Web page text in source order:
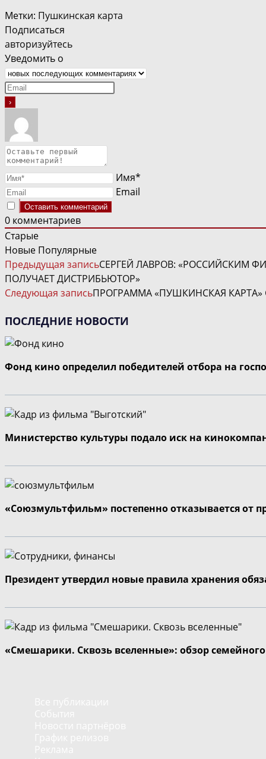
Метки: Пушкинская карта
Подписаться
авторизуйтесь
Уведомить о
Имя*
Email
0 комментариев
Старые
Новые Популярные
ЧИТАТЬ
ДАЛЕЕ
СТАТЬИ
Предыдущая записьСЕРГЕЙ ЛАВРОВ: «РОССИЙСКИМ
ПОЛУЧАЕТ ДИСТРИБЬЮТОР»
Следующая записьПРОГРАММА «ПУШКИНСКАЯ КАРТА»
ПОСЛЕДНИЕ НОВОСТИ
Фонд кино определил победителей отбора на
Министерство культуры подало иск на
«Союзмультфильм» постепенно отказывается от
Президент утвердил новые правила хранения
«Смешарики. Сквозь вселенные»: обзор